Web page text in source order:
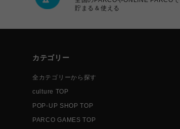
貯まる＆使える
カテゴリー
全カテゴリーから探す
culture TOP
POP-UP SHOP TOP
PARCO GAMES TOP